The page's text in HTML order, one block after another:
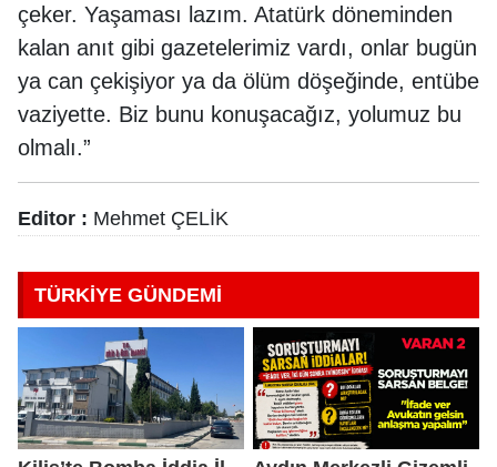
çeker. Yaşaması lazım. Atatürk döneminden
kalan anıt gibi gazetelerimiz vardı, onlar bugün
ya can çekişiyor ya da ölüm döşeğinde, entübe
vaziyette. Biz bunu konuşacağız, yolumuz bu
olmalı.”
Editor : Mehmet ÇELİK
TÜRKİYE GÜNDEMİ